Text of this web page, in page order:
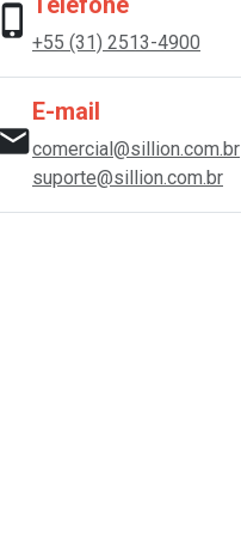
+55 (31) 2513-4900
E-mail
comercial@sillion.com.br
suporte@sillion.com.br